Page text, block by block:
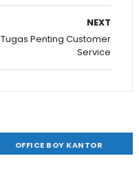
NEXT
Tugas Penting Customer
Service
OFFICE BOY KANTOR